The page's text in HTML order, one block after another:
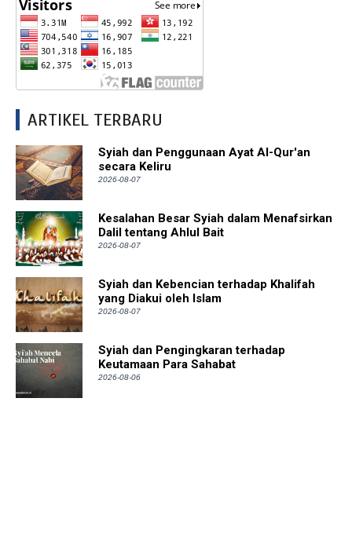
ARTIKEL TERBARU
Syiah dan Penggunaan Ayat Al-Qur'an
secara Keliru
2026-08-07
Kesalahan Besar Syiah dalam Menafsirkan
Dalil tentang Ahlul Bait
2026-08-07
Syiah dan Kebencian terhadap Khalifah
yang Diakui oleh Islam
2026-08-07
Syiah dan Pengingkaran terhadap
Keutamaan Para Sahabat
2026-08-06